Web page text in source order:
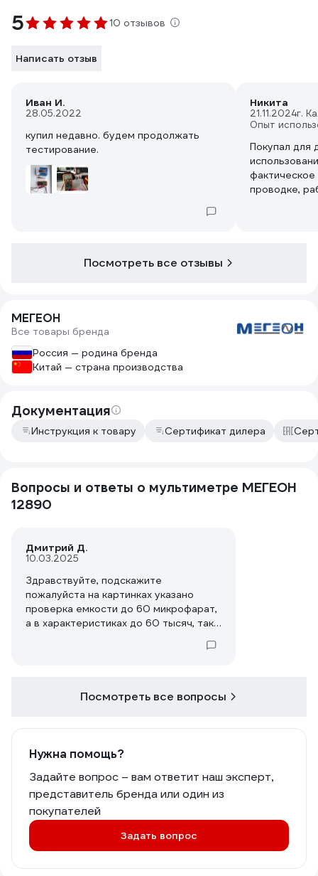
5 10 отзывов
Написать отзыв
Иван И.
28.05.2022
купил недавно. будем продолжать
тестирование.
Никита
21.11.2024г.
Опыт
Покупал для
фактическое
проводке,
хранения
Посмотреть все отзывы
МЕГЕОН
Все товары бренда
Россия — родина бренда
Китай — страна производства
Документация
Инструкция к товару Сертификат дилера
Вопросы и ответы о мультиметре МЕГЕОН
12890
Дмитрий Д.
10.03.2025
Здравствуйте, подскажите
пожалуйста на картинках указано
проверка емкости до 60 микрофарат,
а в характеристиках до 60 тысяч, так
Посмотреть все вопросы
Нужна помощь?
Задайте вопрос – вам ответит наш эксперт,
представитель бренда или один из
покупателей
Задать вопрос